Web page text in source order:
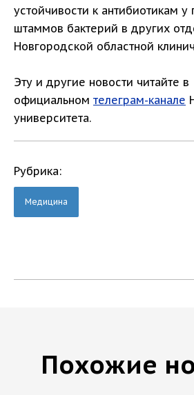
устойчивости к антибиотикам у
штаммов бактерий в других
Новгородской областной
Эту и другие новости читайте в
официальном телеграм-канале
университета.
Рубрика:
Медицина
Похожие